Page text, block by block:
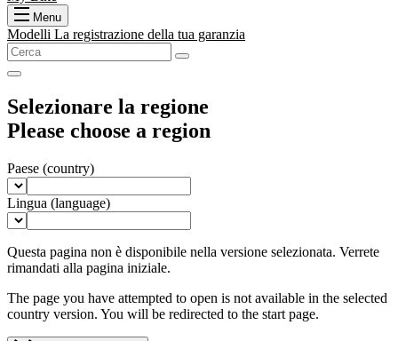
Menu
Modelli La registrazione della tua garanzia
Selezionare la regione
Please choose a region
Paese (country)
Lingua (language)
Questa pagina non è disponibile nella versione selezionata. Verrete
rimandati alla pagina iniziale.
The page you have attempted to open is not available in the selected
country version. You will be redirected to the start page.